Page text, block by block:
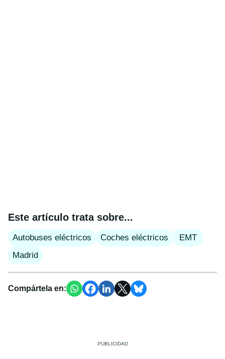
Este artículo trata sobre...
Autobuses eléctricos Coches eléctricos
EMT
Madrid
Compártela en: